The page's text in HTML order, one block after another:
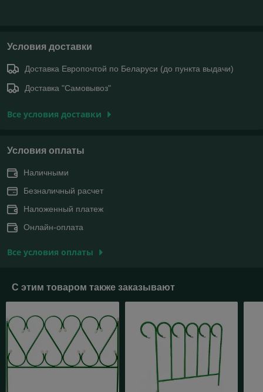
Условия доставки
Доставка Европочтой по Беларуси (до пункта выдачи)
Доставка "Самовывоз"
Все условия доставки
Условия оплаты
Наличными
Безналичный расчет
Наложенный платеж
Онлайн-оплата
Все условия оплаты
С этим товаром также заказывают